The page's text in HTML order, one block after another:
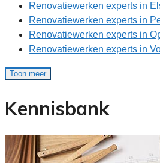
Renovatiewerken experts in
Renovatiewerken experts in
Renovatiewerken experts in
Renovatiewerken experts in
Toon meer
Kennisbank